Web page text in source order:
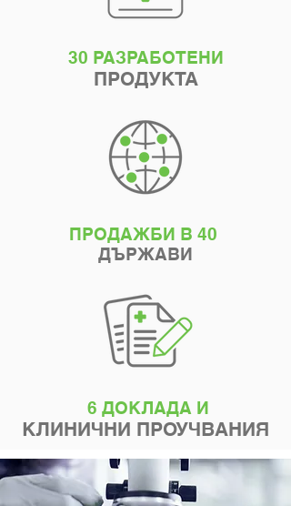
30 РАЗРАБОТЕНИ
ПРОДУКТА
ПРОДАЖБИ В 40
ДЪРЖАВИ
6 ДОКЛАДА И
КЛИНИЧНИ ПРОУЧВАНИЯ